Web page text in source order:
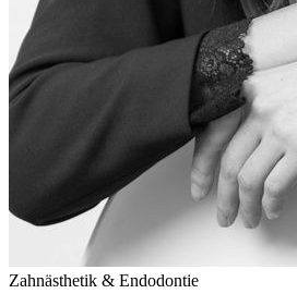
Zahnästhetik & Endodontie